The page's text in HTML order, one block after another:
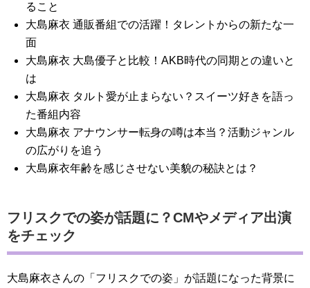
ること
大島麻衣 通販番組での活躍！タレントからの新たな一
面
大島麻衣 大島優子と比較！AKB時代の同期との違いと
は
大島麻衣 タルト愛が止まらない？スイーツ好きを語っ
た番組内容
大島麻衣 アナウンサー転身の噂は本当？活動ジャンル
の広がりを追う
大島麻衣年齢を感じさせない美貌の秘訣とは？
フリスクでの姿が話題に？CMやメディア出演
をチェック
大島麻衣さんの「フリスクでの姿」が話題になった背景に